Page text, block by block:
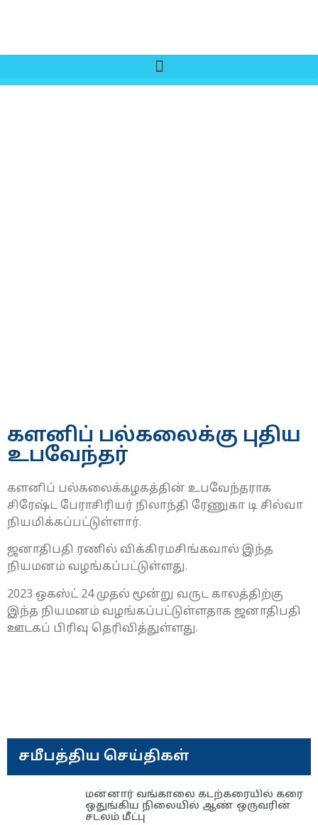
களனிப் பல்கலைக்கு புதிய
உபவேந்தர்
களனிப் பல்கலைக்கழகத்தின் உபவேந்தராக
சிரேஷ்ட பேராசிரியர் நிலாந்தி ரேணுகா டி சில்வா
நியமிக்கப்பட்டுள்ளார்.
ஜனாதிபதி ரணில் விக்கிரமசிங்கவால் இந்த
நியமனம் வழங்கப்பட்டுள்ளது.
2023 ஒகஸ்ட் 24 முதல் மூன்று வருட காலத்திற்கு
இந்த நியமனம் வழங்கப்பட்டுள்ளதாக ஜனாதிபதி
ஊடகப் பிரிவு தெரிவித்துள்ளது.
சமீபத்திய செய்திகள்
மன்னார் வங்காலை கடற்கரையில் கரை
ஒதுங்கிய நிலையில் ஆண் ஒருவரின்
சடலம் மீட்பு